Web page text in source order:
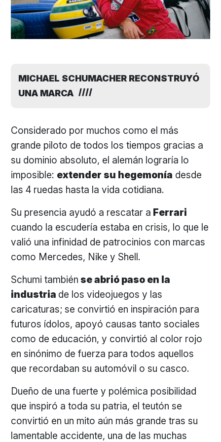
MICHAEL SCHUMACHER RECONSTRUYÓ
UNA MARCA
Considerado por muchos como el más
grande piloto de todos los tiempos gracias a
su dominio absoluto, el alemán lograría lo
imposible: extender su hegemonía desde
las 4 ruedas hasta la vida cotidiana.
Su presencia ayudó a rescatar a Ferrari
cuando la escudería estaba en crisis, lo que le
valió una infinidad de patrocinios con marcas
como Mercedes, Nike y Shell.
Schumi también se abrió paso en la
industria de los videojuegos y las
caricaturas; se convirtió en inspiración para
futuros ídolos, apoyó causas tanto sociales
como de educación, y convirtió al color rojo
en sinónimo de fuerza para todos aquellos
que recordaban su automóvil o su casco.
Dueño de una fuerte y polémica posibilidad
que inspiró a toda su patria, el teutón se
convirtió en un mito aún más grande tras su
lamentable accidente, una de las muchas